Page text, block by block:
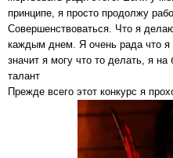
принципе, я просто продолжу
Совершенствоваться. Что я
каждым днем. Я очень рада что я
значит я могу что то делать, я на
талант
Прежде всего этот конкурс я